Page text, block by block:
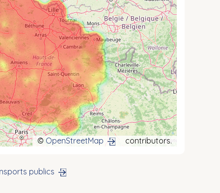
© OpenStreetMap contributors.
publics